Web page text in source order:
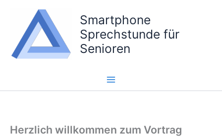
springen
Smartphone
Sprechstunde für
Senioren
Herzlich willkommen zum Vortrag